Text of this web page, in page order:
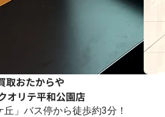
取おたからや
オリテ平和公園店
」バス停から徒歩約3分！